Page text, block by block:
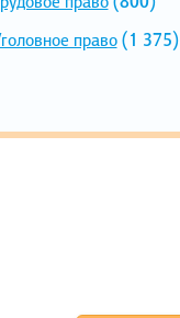
право(1 375)